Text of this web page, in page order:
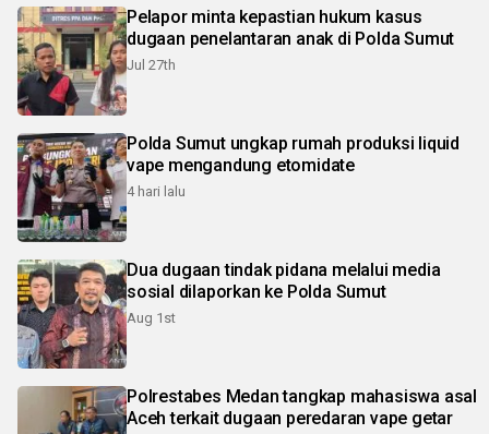
Pelapor minta kepastian hukum kasus
dugaan penelantaran anak di Polda Sumut
Jul 27th
Polda Sumut ungkap rumah produksi liquid
vape mengandung etomidate
4 hari lalu
Dua dugaan tindak pidana melalui media
sosial dilaporkan ke Polda Sumut
Aug 1st
Polrestabes Medan tangkap mahasiswa asal
Aceh terkait dugaan peredaran vape getar